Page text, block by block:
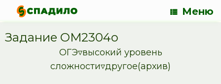
Меню
Задание OM2304o
ОГЭ▿высокий уровень
сложности▿другое(архив)